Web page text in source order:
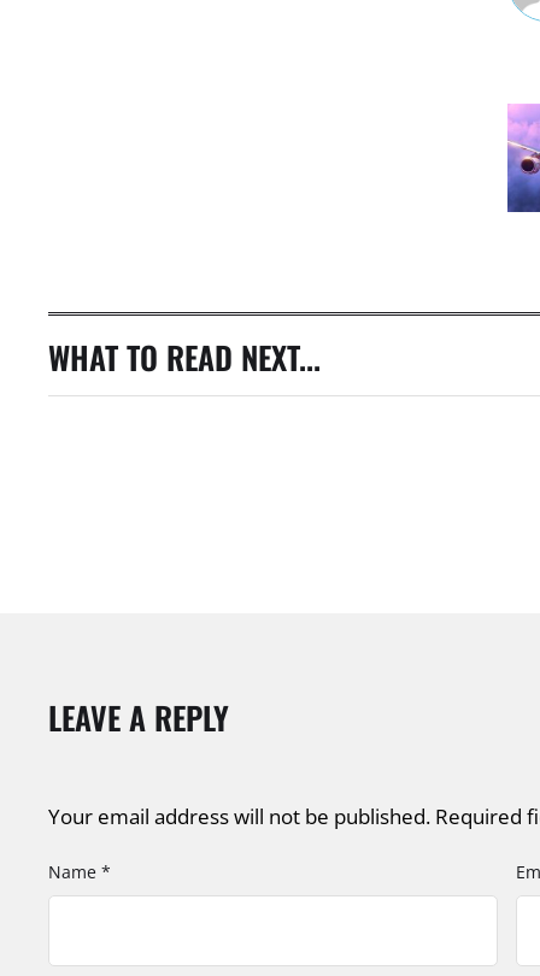
WHAT TO READ NEXT...
LEAVE A REPLY
Your email address will not be published. Required
Name *